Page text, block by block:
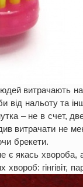
витрачають
від нальоту та
– не в счет,
витрачати не
брекети.
є якась хвороба,
гінгівіт,